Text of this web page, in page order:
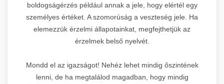
boldogságérzés például annak a jele, hogy elértél egy
személyes értéket. A szomorúság a veszteség jele. Ha
elemezzük érzelmi állapotainkat, megfejthetjük az
érzelmek belső nyelvét.
Mondd el az igazságot! Nehéz lehet mindig őszintének
lenni, de ha megtalálod magadban, hogy mindig